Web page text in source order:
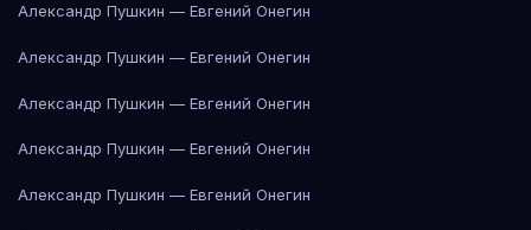
Александр Пушкин — Евгений Онегин
Александр Пушкин — Евгений Онегин
Александр Пушкин — Евгений Онегин
Александр Пушкин — Евгений Онегин
Александр Пушкин — Евгений Онегин